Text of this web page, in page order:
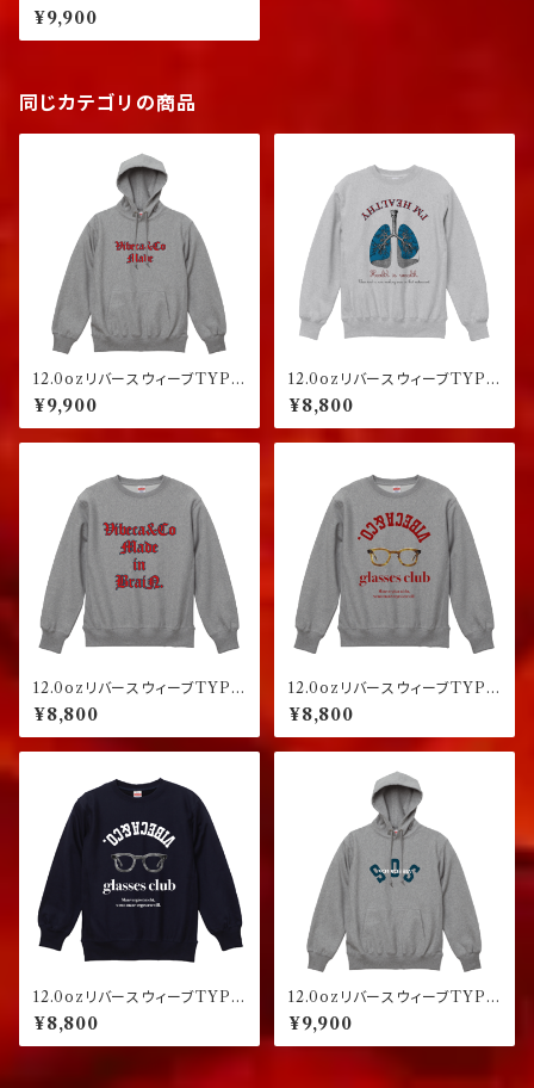
プルオーバーパーカー グレー
¥9,900
同じカテゴリの商品
12.0ozリバースウィーブTYPE
プルオーバーパーカー グレー
¥9,900
12.0ozリバースウィーブTYPE
スウェット アッシュグレー
¥8,800
12.0ozリバースウィーブTYPE
スウェット グレー
¥8,800
12.0ozリバースウィーブTYPE
スウェット グレー
¥8,800
12.0ozリバースウィーブTYPE
スウェット ネイビー
¥8,800
12.0ozリバースウィーブTYPE
プルオーバーパーカー グレー
¥9,900